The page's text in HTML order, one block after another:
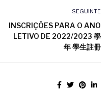
SEGUINTE
INSCRIÇÕES PARA O ANO
LETIVO DE 2022/2023 學
年 學生註冊